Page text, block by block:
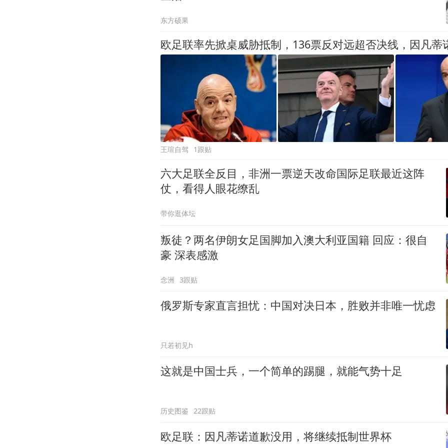
东方硕果
欧足联率先掀桌威胁抵制，136票反对远超否决线，因凡蒂
王瑄自驾 1跟贴
六大足联全反目，非洲一票逆天改命国际足联最近这阵
仗，看得人眼花缭乱
带你逛体坛
叛徒？两名伊朗女足国脚加入澳大利亚国籍 回应：很自
豪 深表感激
念洲 3跟贴
俄罗斯专家直言担忧：中国对决日本，胜败并非唯一忧虑
只若初见h
这就是中国士兵，一个简单的踢腿，就能气势十足
历史图鉴 22跟贴
欧足联：因凡蒂诺道歉没用，将继续抵制世界杯